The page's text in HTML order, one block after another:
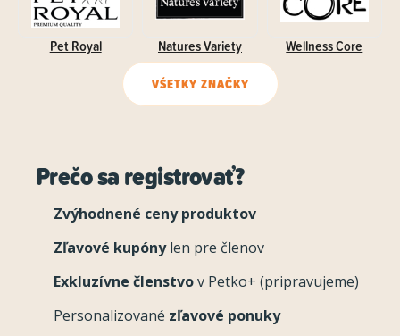
Pet Royal Natures Variety Wellness Core
VŠETKY ZNAČKY
Prečo sa registrovať?
Zvýhodnené ceny produktov
Zľavové kupónylen pre členov
Exkluzívne členstvov Petko+ (pripravujeme)
Personalizované zľavové ponuky